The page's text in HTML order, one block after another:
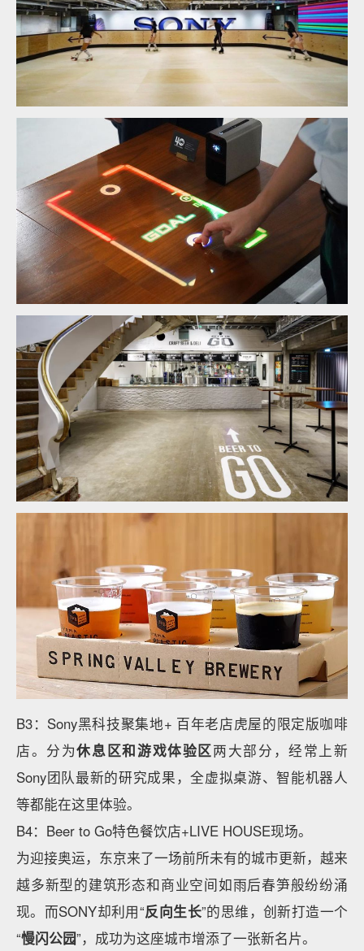
B3：Sony黑科技聚集地+ 百年老店虎屋的限定版咖啡
店。分为休息区和游戏体验区两大部分，经常上新
Sony团队最新的研究成果，全虚拟桌游、智能机器人
等都能在这里体验。
B4：Beer to Go特色餐饮店+LIVE HOUSE现场。
为迎接奥运，东京来了一场前所未有的城市更新，越来
越多新型的建筑形态和商业空间如雨后春笋般纷纷涌
现。而SONY却利用“反向生长”的思维，创新打造一个
“慢闪公园”，成功为这座城市增添了一张新名片。